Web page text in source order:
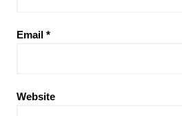
Email *
Website